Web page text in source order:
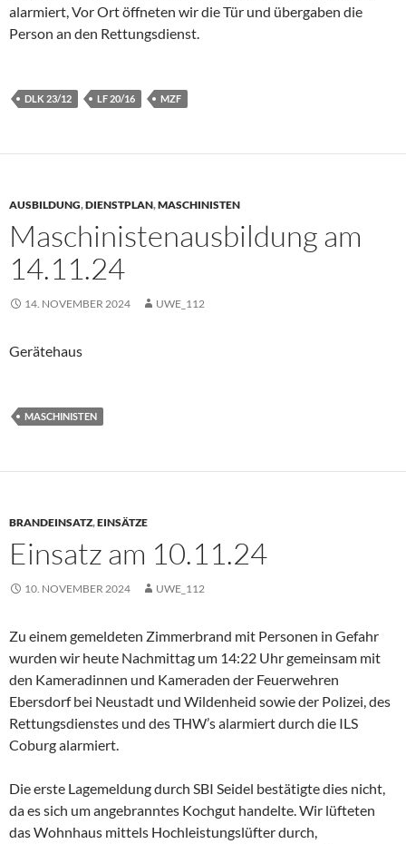
alarmiert, Vor Ort öffneten wir die Tür und übergaben die
Person an den Rettungsdienst.
DLK 23/12 LF 20/16 MZF
AUSBILDUNG,DIENSTPLAN,MASCHINISTEN
Maschinistenausbildung am
14.11.24
14. NOVEMBER 2024 UWE_112
Gerätehaus
MASCHINISTEN
BRANDEINSATZ,EINSÄTZE
Einsatz am 10.11.24
10. NOVEMBER 2024 UWE_112
Zu einem gemeldeten Zimmerbrand mit Personen in Gefahr
wurden wir heute Nachmittag um 14:22 Uhr gemeinsam mit
den Kameradinnen und Kameraden der Feuerwehren
Ebersdorf bei Neustadt und Wildenheid sowie der Polizei, des
Rettungsdienstes und des THW’s alarmiert durch die ILS
Coburg alarmiert.
Die erste Lagemeldung durch SBI Seidel bestätigte dies nicht,
da es sich um angebranntes Kochgut handelte. Wir lüfteten
das Wohnhaus mittels Hochleistungslüfter durch,